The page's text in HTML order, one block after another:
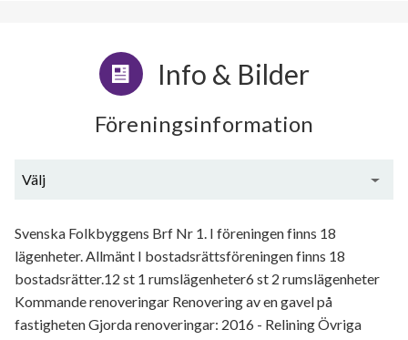
Info & Bilder
Föreningsinformation
Välj
Svenska Folkbyggens Brf Nr 1. I föreningen finns 18
lägenheter. Allmänt I bostadsrättsföreningen finns 18
bostadsrätter.12 st 1 rumslägenheter6 st 2 rumslägenheter
Kommande renoveringar Renovering av en gavel på
fastigheten Gjorda renoveringar: 2016 - Relining Övriga